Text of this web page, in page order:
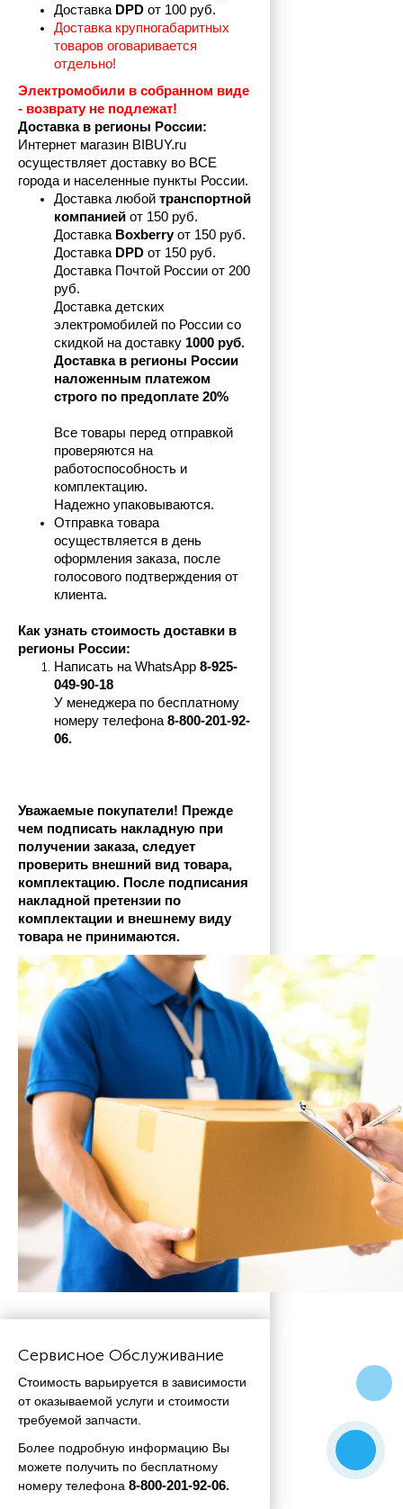
Доставка DPD от 100 руб.
Доставка крупногабаритных
товаров оговаривается
отдельно!
Электромобили в собранном виде
- возврату не подлежат!
Доставка в регионы России:
Интернет магазин BIBUY.ru
осуществляет доставку во ВСЕ
города и населенные пункты России.
Доставка любой транспортной
компанией от 150 руб.
Доставка Boxberry от 150 руб.
Доставка DPD от 150 руб.
Доставка Почтой России от 200
руб.
Доставка детских
электромобилей по России со
скидкой на доставку 1000 руб.
Доставка в регионы России
наложенным платежом
строго по предоплате 20%
Все товары перед отправкой
проверяются на
работоспособность и
комплектацию.
Надежно упаковываются.
Отправка товара
осуществляется в день
оформления заказа, после
голосового подтверждения от
клиента.
Как узнать стоимость доставки в
регионы России:
Написать на WhatsApp 8-925-
049-90-18
У менеджера по бесплатному
номеру телефона 8-800-201-92-
06.
Уважаемые покупатели! Прежде
чем подписать накладную при
получении заказа, следует
проверить внешний вид товара,
комплектацию. После подписания
накладной претензии по
комплектации и внешнему виду
товара не принимаются.
Сервисное Обслуживание
Стоимость варьируется в зависимости
от оказываемой услуги и стоимости
требуемой запчасти.
Более подробную информацию Вы
можете получить по бесплатному
номеру телефона 8-800-201-92-06.